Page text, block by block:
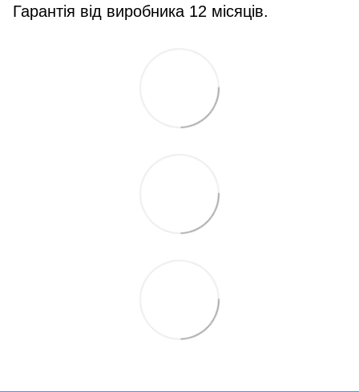
Гарантія від виробника 12 місяців.